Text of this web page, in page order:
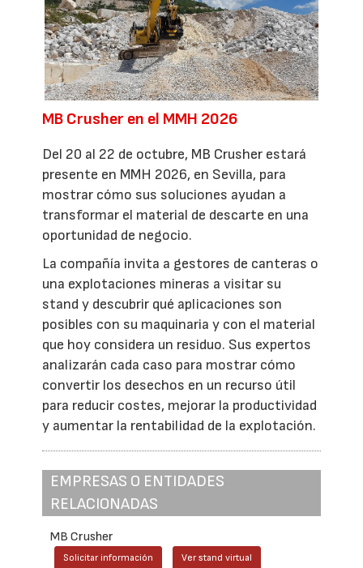
MB Crusher en el MMH 2026
Del 20 al 22 de octubre, MB Crusher estará
presente en MMH 2026, en Sevilla, para
mostrar cómo sus soluciones ayudan a
transformar el material de descarte en una
oportunidad de negocio.
La compañía invita a gestores de canteras o
una explotaciones mineras a visitar su
stand y descubrir qué aplicaciones son
posibles con su maquinaria y con el material
que hoy considera un residuo. Sus expertos
analizarán cada caso para mostrar cómo
convertir los desechos en un recurso útil
para reducir costes, mejorar la productividad
y aumentar la rentabilidad de la explotación.
EMPRESAS O ENTIDADES
RELACIONADAS
MB Crusher
Solicitar información Ver stand virtual